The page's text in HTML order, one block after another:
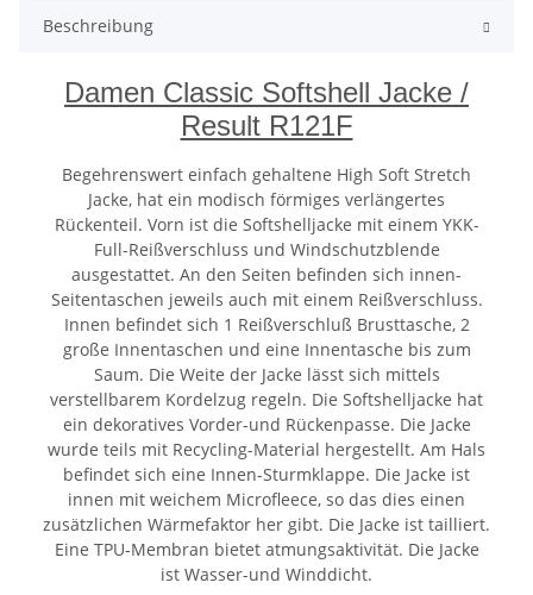
Beschreibung
Damen Classic Softshell Jacke /
Result R121F
Begehrenswert einfach gehaltene High Soft Stretch
Jacke, hat ein modisch förmiges verlängertes
Rückenteil. Vorn ist die Softshelljacke mit einem YKK-
Full-Reißverschluss und Windschutzblende
ausgestattet. An den Seiten befinden sich innen-
Seitentaschen jeweils auch mit einem Reißverschluss.
Innen befindet sich 1 Reißverschluß Brusttasche, 2
große Innentaschen und eine Innentasche bis zum
Saum. Die Weite der Jacke lässt sich mittels
verstellbarem Kordelzug regeln. Die Softshelljacke hat
ein dekoratives Vorder-und Rückenpasse. Die Jacke
wurde teils mit Recycling-Material hergestellt. Am Hals
befindet sich eine Innen-Sturmklappe. Die Jacke ist
innen mit weichem Microfleece, so das dies einen
zusätzlichen Wärmefaktor her gibt. Die Jacke ist tailliert.
Eine TPU-Membran bietet atmungsaktivität. Die Jacke
ist Wasser-und Winddicht.